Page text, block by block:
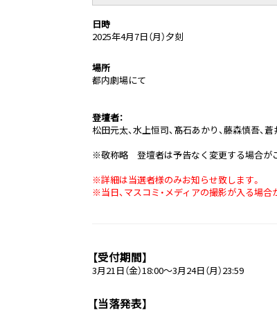
日時
2025年4月7日（月）夕刻
場所
都内劇場にて
登壇者：
松田元太、水上恒司、髙石あかり、藤森慎吾、
※敬称略 登壇者は予告なく変更する場合が
※詳細は当選者様のみお知らせ致します。
※当日、マスコミ・メディアの撮影が入る場
【受付期間】
3月21日（金）18:00～3月24日（月）23:59
【当落発表】